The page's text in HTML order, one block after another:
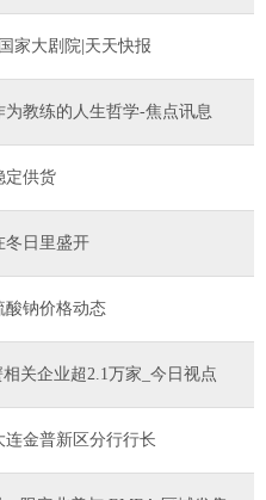
家大剧院|天天快报
教练的人生哲学-焦点讯息
定供货
冬日里盛开
酸钠价格动态
关企业超2.1万家_今日视点
金普新区分行行长